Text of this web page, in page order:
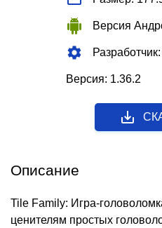
Версия
Версия: 1.36.2
Описание
Tile Family: Игра-
ценителям простых